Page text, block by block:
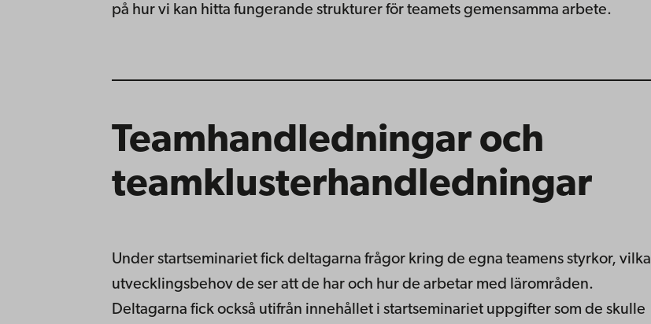
på hur vi kan hitta fungerande strukturer för teamets gemensamma arbete.
Teamhandledningar och
teamklusterhandledningar
Under startseminariet fick deltagarna frågor kring de egna teamens styrkor, vilka
utvecklingsbehov de ser att de har och hur de arbetar med lärområden.
Deltagarna fick också utifrån innehållet i startseminariet uppgifter som de skulle